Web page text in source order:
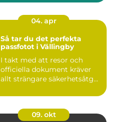
04. apr
Så tar du det perfekta
passfotot i Vällingby
I takt med att resor och
officiella dokument kräver
allt strängare säkerhetsåtg...
09. okt